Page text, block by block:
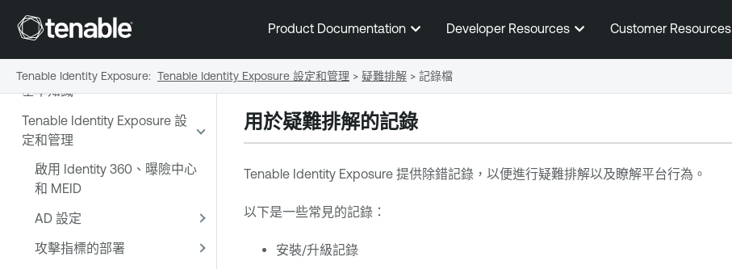
跳到主要內容
Product Documentation Developer Resources Customer Resources
開始使用 Tenable Identity
Exposure SaaS
Tenable Identity Exposure 的
基本知識
Tenable Identity Exposure 設
定和管理
啟用 Identity 360、曝險中心
和 MEID
AD 設定
攻擊指標的部署
用於疑難排解的記錄
Tenable Identity Exposure提供除錯記錄，以便進行疑難排解以及瞭解平台行為。
以下是一些常見的記錄：
安裝/升級記錄
Tenable Identity Exposure: Tenable Identity Exposure 設定和管理 > 疑難排解 > 記錄檔